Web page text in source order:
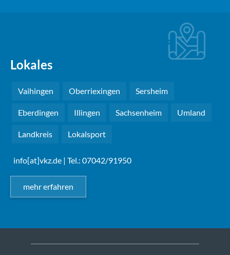
Lokales
Vaihingen Oberriexingen Sersheim
Eberdingen Illingen Sachsenheim Umland
Landkreis Lokalsport
info[at]vkz.de | Tel.: 07042/91950
mehr erfahren